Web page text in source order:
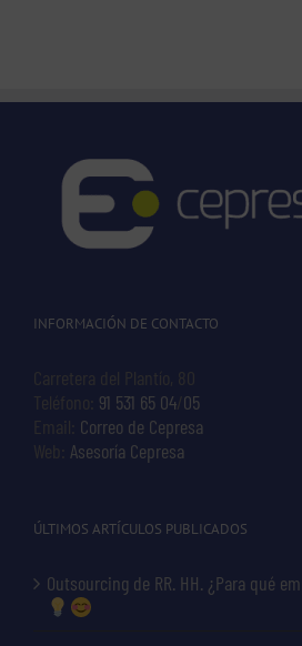
INFORMACIÓN DE CONTACTO
Carretera del Plantío, 80
Teléfono: 91 531 65 04 05
Email: Correo de Cepresa
Web: Asesoría Cepresa
ÚLTIMOS ARTÍCULOS PUBLICADOS
Outsourcing de RR. HH. ¿Para qué